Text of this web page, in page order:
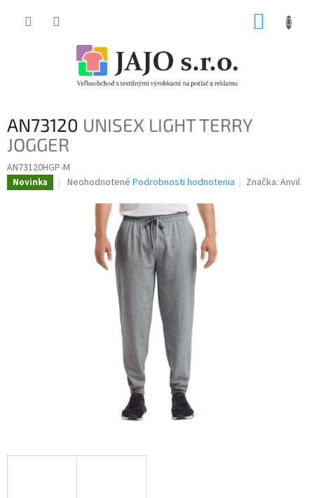
AN73120 UNISEX LIGHT TERRY
JOGGER
AN73120HGP-M
Novinka
Priemerné
produktu
hviezdičiek.
Neohodnotené Podrobnosti hodnotenia Značka:Anvil